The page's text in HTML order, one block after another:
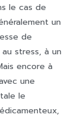
le cas de
un
de
stress, à un
encore à
une
le